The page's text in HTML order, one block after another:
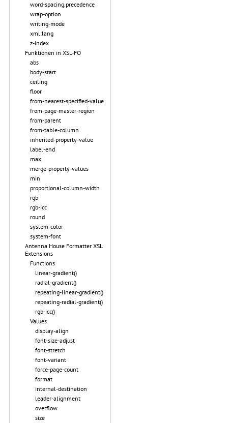
word-spacing.precedence
wrap-option
writing-mode
xml:lang
z-index
Funktionen in XSL-FO
abs
body-start
ceiling
floor
from-nearest-specified-value
from-page-master-region
from-parent
from-table-column
inherited-property-value
label-end
max
merge-property-values
min
proportional-column-width
rgb
rgb-icc
round
system-color
system-font
Antenna House Formatter XSL
Extensions
Functions
linear-gradient()
radial-gradient()
repeating-linear-gradient()
repeating-radial-gradient()
rgb-icc()
Values
display-align
font-size-adjust
font-stretch
font-variant
force-page-count
format
internal-destination
leader-alignment
overflow
size